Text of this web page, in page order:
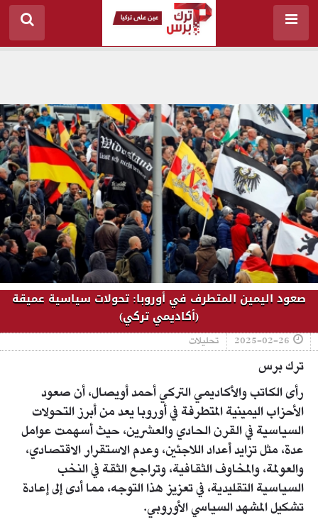
صعود اليمين المتطرف في أوروبا: تحولات سياسية عميقة
(أكاديمي تركي)
2025-02-26 تحليلات
ترك برس
رأى الكاتب والأكاديمي التركي أحمد أويصال، أن صعود
الأحزاب اليمينية المتطرفة في أوروبا يعد من أبرز التحولات
السياسية في القرن الحادي والعشرين، حيث أسهمت عوامل
عدة، مثل تزايد أعداد اللاجئين، وعدم الاستقرار الاقتصادي،
والعولمة، والمخاوف الثقافية، وتراجع الثقة في النخب
السياسية التقليدية، في تعزيز هذا التوجه، مما أدى إلى إعادة
تشكيل المشهد السياسي الأوروبي.